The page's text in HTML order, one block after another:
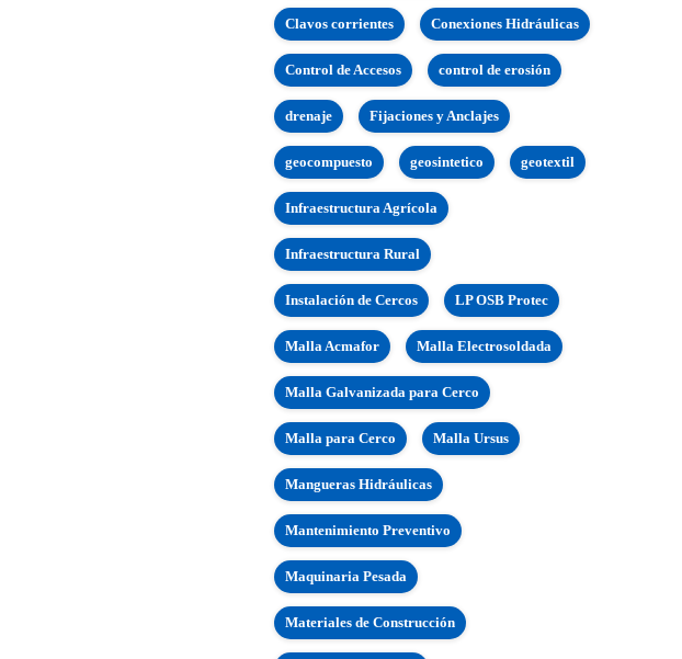
Clavos corrientes Conexiones Hidráulicas
Control de Accesos control de erosión
drenaje Fijaciones y Anclajes
geocompuesto geosintetico geotextil
Infraestructura Agrícola
Infraestructura Rural
Instalación de Cercos LP OSB Protec
Malla Acmafor Malla Electrosoldada
Malla Galvanizada para Cerco
Malla para Cerco Malla Ursus
Mangueras Hidráulicas
Mantenimiento Preventivo
Maquinaria Pesada
Materiales de Construcción